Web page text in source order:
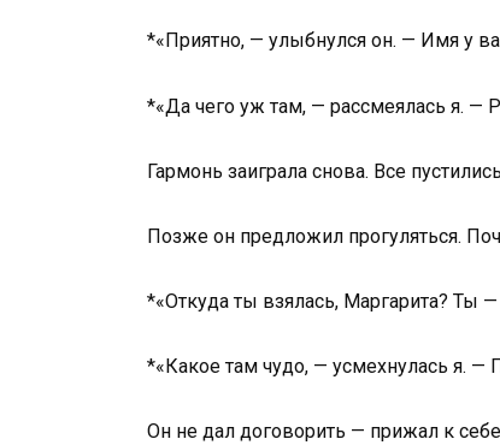
*«Приятно, — улыбнулся он. — Имя у
*«Да чего уж там, — рассмеялась я. —
Гармонь заиграла снова. Все
Позже он предложил прогуляться.
*«Откуда ты взялась, Маргарита? Ты
*«Какое там чудо, — усмехнулась я. —
Он не дал договорить — прижал к